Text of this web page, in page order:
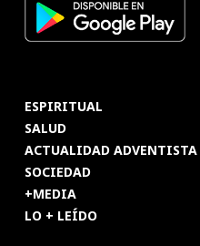
ESPIRITUAL
SALUD
ACTUALIDAD ADVENTISTA
SOCIEDAD
+MEDIA
LO + LEÍDO